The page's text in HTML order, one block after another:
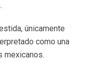
únicamente
como una
mexicanos.